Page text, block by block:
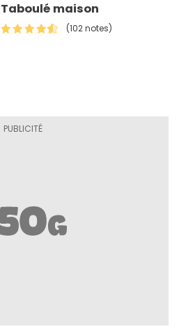
Taboulé maison
(102 notes)